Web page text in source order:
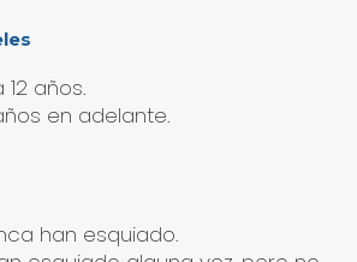
años.
en adelante.
han esquiado.